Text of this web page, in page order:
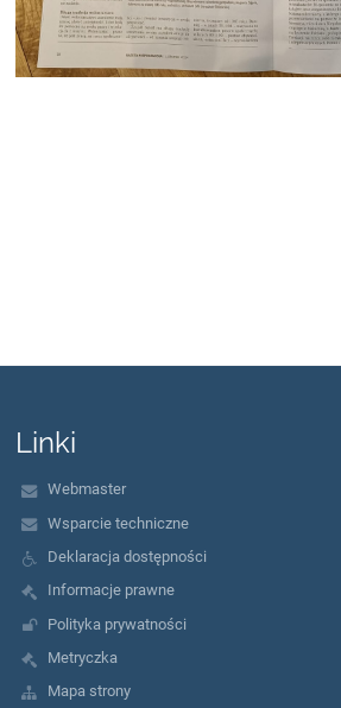
Linki
Webmaster
Wsparcie techniczne
Deklaracja dostępności
Informacje prawne
Polityka prywatności
Metryczka
Mapa strony